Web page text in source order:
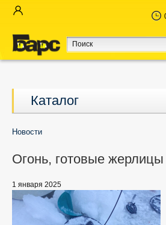
Каталог
Новости
Огонь, готовые
1 января 2025